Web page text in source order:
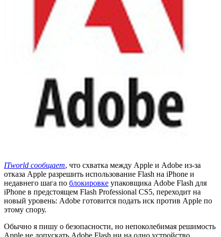
ITworld сообщает, что схватка между Apple и Adobe из-за
отказа Apple разрешить использование Flash на iPhone и
недавнего шага по блокировке упаковщика Adobe Flash для
iPhone в предстоящем Flash Professional CS5, переходит на
новый уровень: Adobe готовится подать иск против Apple по
этому спору.
Обычно я пишу о безопасности, но непоколебимая решимость
Apple не допускать Adobe Flash ни на одно устройство